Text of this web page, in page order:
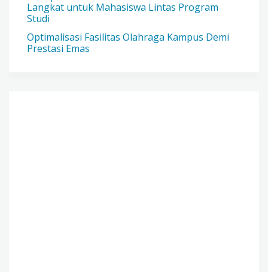
Langkat untuk Mahasiswa Lintas Program
Studi
Optimalisasi Fasilitas Olahraga Kampus Demi
Prestasi Emas